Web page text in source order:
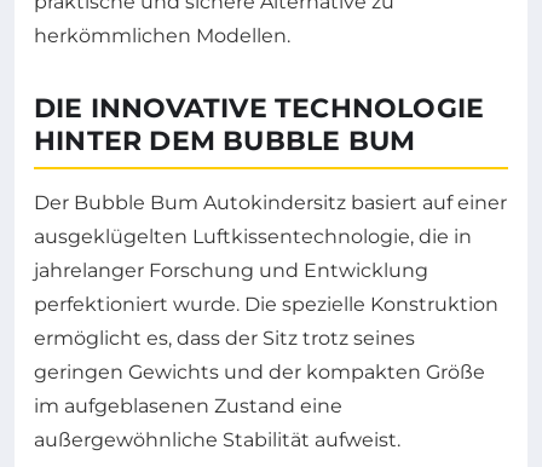
herkömmlichen Modellen.
DIE INNOVATIVE TECHNOLOGIE
HINTER DEM BUBBLE BUM
Der Bubble Bum Autokindersitz basiert auf einer
ausgeklügelten Luftkissentechnologie, die in
jahrelanger Forschung und Entwicklung
perfektioniert wurde. Die spezielle Konstruktion
ermöglicht es, dass der Sitz trotz seines
geringen Gewichts und der kompakten Größe
im aufgeblasenen Zustand eine
außergewöhnliche Stabilität aufweist.